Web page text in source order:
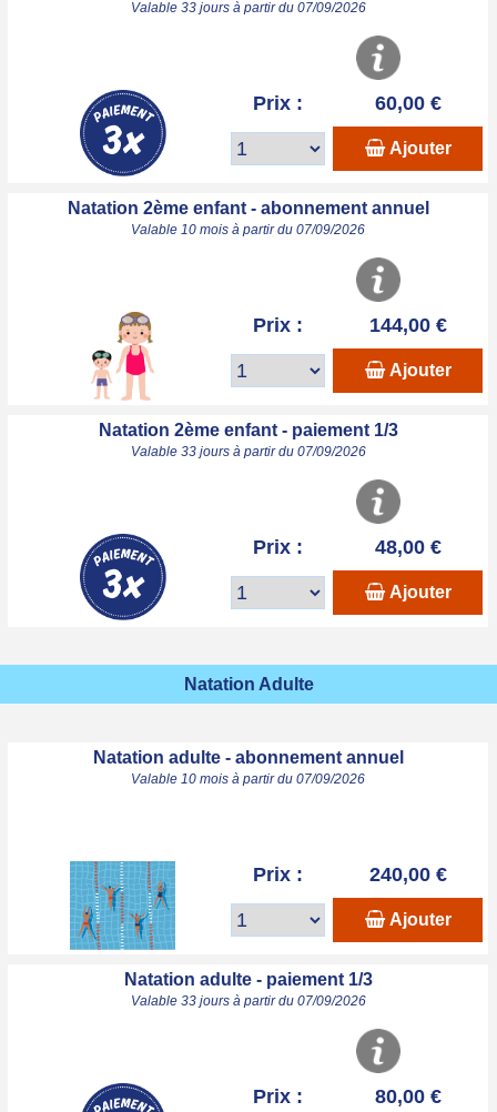
Valable 33 jours à partir du 07/09/2026
Prix : 60,00 €
Ajouter
Natation 2ème enfant - abonnement annuel
Valable 10 mois à partir du 07/09/2026
Prix : 144,00 €
Ajouter
Natation 2ème enfant - paiement 1/3
Valable 33 jours à partir du 07/09/2026
Prix : 48,00 €
Ajouter
Natation Adulte
Natation adulte - abonnement annuel
Valable 10 mois à partir du 07/09/2026
Prix : 240,00 €
Ajouter
Natation adulte - paiement 1/3
Valable 33 jours à partir du 07/09/2026
Prix : 80,00 €